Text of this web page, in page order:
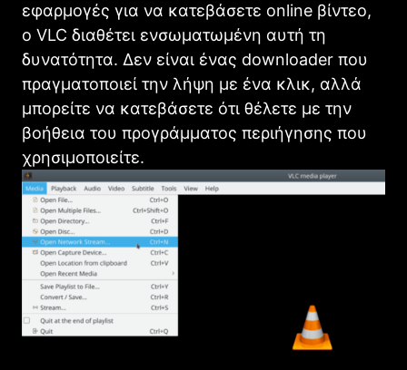
εφαρμογές για να κατεβάσετε online βίντεο,
ο VLC διαθέτει ενσωματωμένη αυτή τη
δυνατότητα. Δεν είναι ένας downloader που
πραγματοποιεί την λήψη με ένα κλικ, αλλά
μπορείτε να κατεβάσετε ότι θέλετε με την
βοήθεια του προγράμματος περιήγησης που
χρησιμοποιείτε.